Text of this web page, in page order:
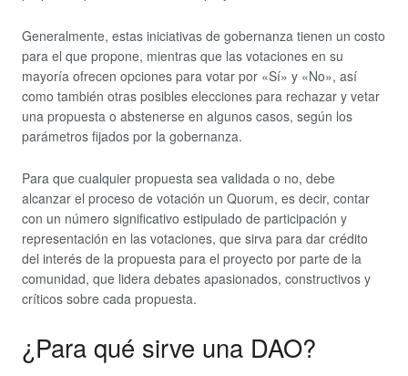
Generalmente, estas iniciativas de gobernanza tienen un costo
para el que propone, mientras que las votaciones en su
mayoría ofrecen opciones para votar por «Sí» y «No», así
como también otras posibles elecciones para rechazar y vetar
una propuesta o abstenerse en algunos casos, según los
parámetros fijados por la gobernanza.
Para que cualquier propuesta sea validada o no, debe
alcanzar el proceso de votación un Quorum, es decir, contar
con un número significativo estipulado de participación y
representación en las votaciones, que sirva para dar crédito
del interés de la propuesta para el proyecto por parte de la
comunidad, que lidera debates apasionados, constructivos y
críticos sobre cada propuesta.
¿Para qué sirve una DAO?